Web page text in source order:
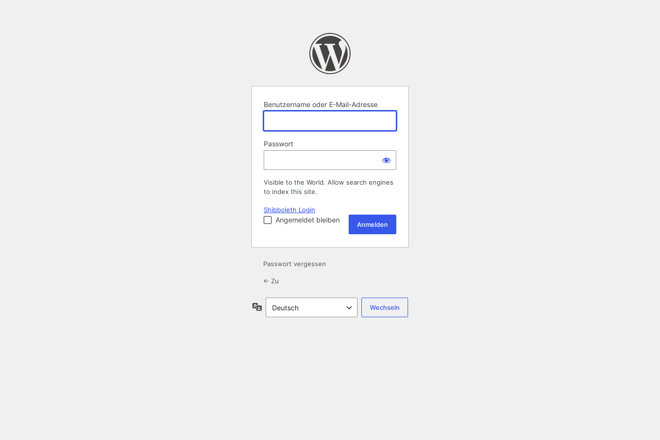
Benutzername oder E-Mail-Adresse
Passwort
Visible to the World. Allow search engines
to index this site.
Shibboleth Login
Angemeldet bleiben
Passwort vergessen
← Zu
Sprache